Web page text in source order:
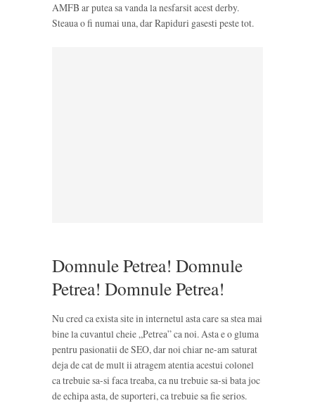
AMFB ar putea sa vanda la nesfarsit acest derby.
Steaua o fi numai una, dar Rapiduri gasesti peste tot.
Domnule Petrea! Domnule
Petrea! Domnule Petrea!
Nu cred ca exista site in internetul asta care sa stea mai
bine la cuvantul cheie „Petrea” ca noi. Asta e o gluma
pentru pasionatii de SEO, dar noi chiar ne-am saturat
deja de cat de mult ii atragem atentia acestui colonel
ca trebuie sa-si faca treaba, ca nu trebuie sa-si bata joc
de echipa asta, de suporteri, ca trebuie sa fie serios.